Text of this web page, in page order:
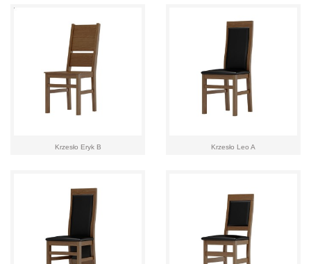
Krzesło Eryk B Krzesło Leo A